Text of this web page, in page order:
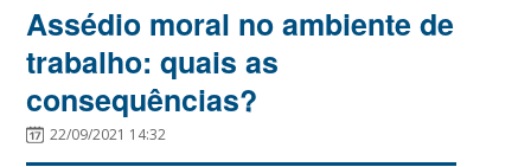
Assédio moral no ambiente de
trabalho: quais as
consequências?
22/09/2021 14:32